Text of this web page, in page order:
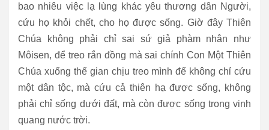
bao nhiêu việc lạ lùng khác yêu thương dân Người,
cứu họ khỏi chết, cho họ được sống. Giờ đây Thiên
Chúa không phải chỉ sai sứ giả phàm nhân như
Môisen, để treo rắn đồng mà sai chính Con Một Thiên
Chúa xuống thế gian chịu treo mình để không chỉ cứu
một dân tộc, mà cứu cả thiên hạ được sống, không
phải chỉ sống dưới đất, mà còn được sống trong vinh
quang nước trời.